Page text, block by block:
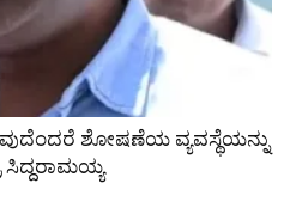
ಶೋಷಣೆಯ ವ್ಯವಸ್ಥೆಯನ್ನು
ಸಿದ್ದರಾಮಯ್ಯ